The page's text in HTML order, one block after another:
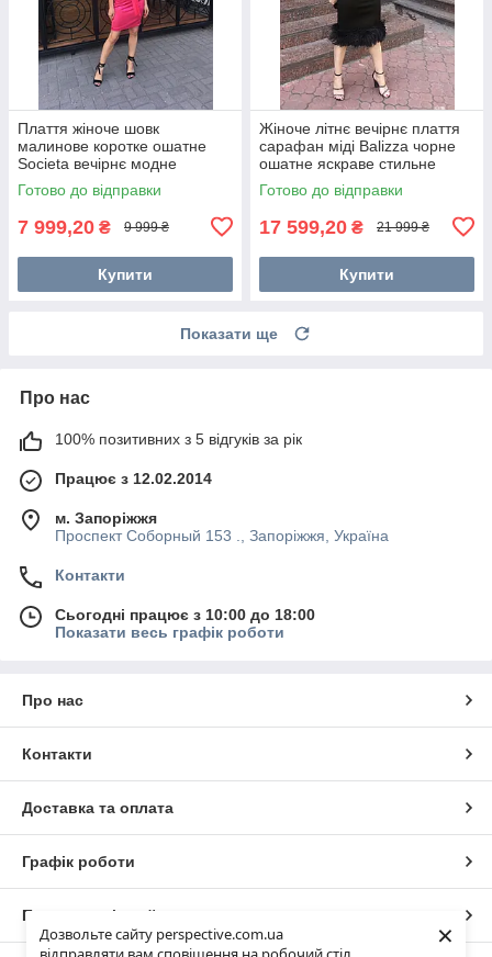
Дозвольте сайту perspective.com.ua
×
Плаття жіноче шовк
малинове коротке ошатне
Societa вечірнє модне
яскраве
Готово до відправки
7 999,20 ₴ 9 999 ₴
Купити
Жіноче літнє вечірнє плаття
сарафан міді Balizza чорне
ошатне яскраве стильне
молодіжне
Готово до відправки
17 599,20 ₴ 21 999 ₴
Купити
Показати ще
Про нас
100% позитивних з 5 відгуків за рік
Працює з 12.02.2014
м. Запоріжжя
Проспект Соборный 153 ., Запоріжжя, Україна
Контакти
Сьогодні працює з 10:00 до 18:00
Показати весь графік роботи
Про нас
Контакти
Доставка та оплата
Графік роботи
Повна версія сайту